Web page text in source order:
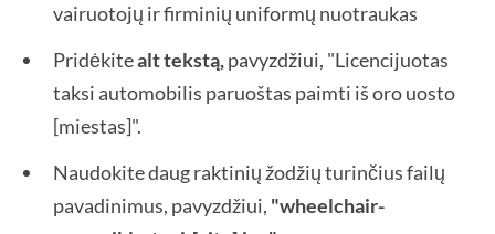
vairuotojų ir firminių uniformų nuotraukas
Pridėkitealt tekstą,pavyzdžiui, "Licencijuotas
taksi automobilis paruoštas paimti iš oro uosto
[miestas]".
Naudokite daug raktinių žodžių turinčius failų
pavadinimus, pavyzdžiui, "wheelchair-